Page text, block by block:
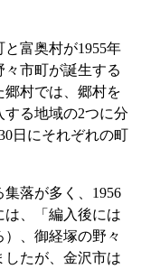
富奥村が1955年
々市町が誕生する
郷村では、郷村を
る地域の2つに分
日にそれぞれの町
落が多く、1956
、「編入後には
、御経塚の野々
たが、金沢市は